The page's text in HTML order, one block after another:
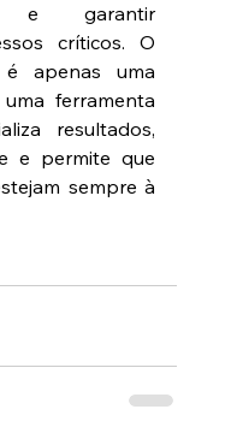
e garantir
críticos. O
apenas uma
ferramenta
resultados,
e permite que
sempre à